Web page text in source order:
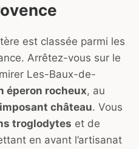
est classée parmi les
Arrêtez-vous sur le
Les-Baux-de-
éperon rocheux, au
château. Vous
troglodytes et de
en avant l’artisanat